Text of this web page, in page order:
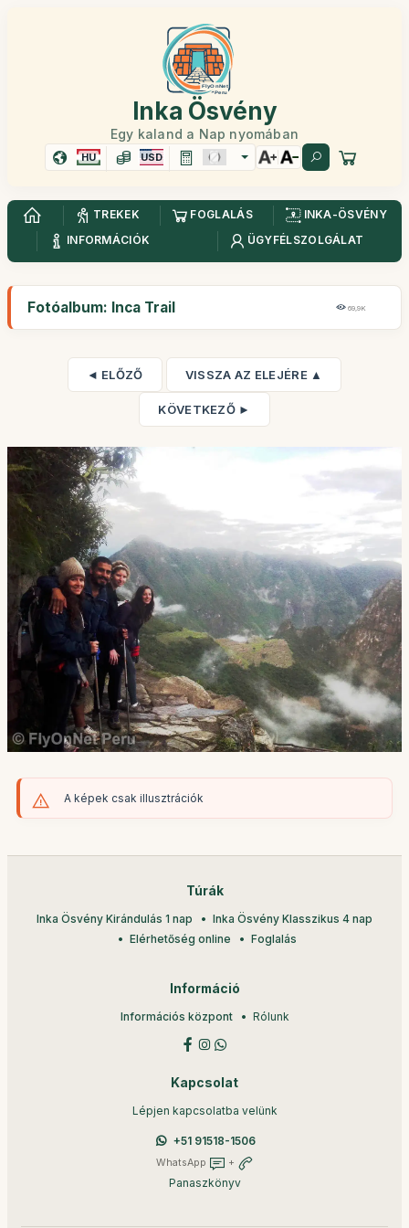
Inka Ösvény
Egy kaland a Nap nyomában
HU USD
TREKEK FOGLALÁS
INKA-ÖSVÉNY
INFORMÁCIÓK
ÜGYFÉLSZOLGÁLAT
Fotóalbum: Inca Trail 69,9K
◄ ELŐZŐ VISSZA AZ ELEJÉRE ▲
KÖVETKEZŐ ►
A képek csak illusztrációk
Túrák
Inka Ösvény Kirándulás 1 nap
Inka Ösvény Klasszikus 4 nap
Elérhetőség online
Foglalás
Információ
Információs központ Rólunk
Kapcsolat
Lépjen kapcsolatba velünk
+51 91518-1506
WhatsApp +
Panaszkönyv